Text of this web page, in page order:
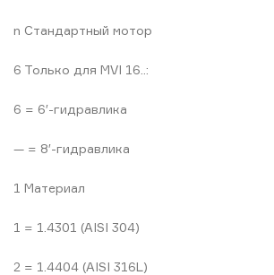
n Стандартный мотор
6 Только для MVI 16..:
6 = 6′-гидравлика
— = 8′-гидравлика
1 Материал
1 = 1.4301 (AISI 304)
2 = 1.4404 (AISI 316L)